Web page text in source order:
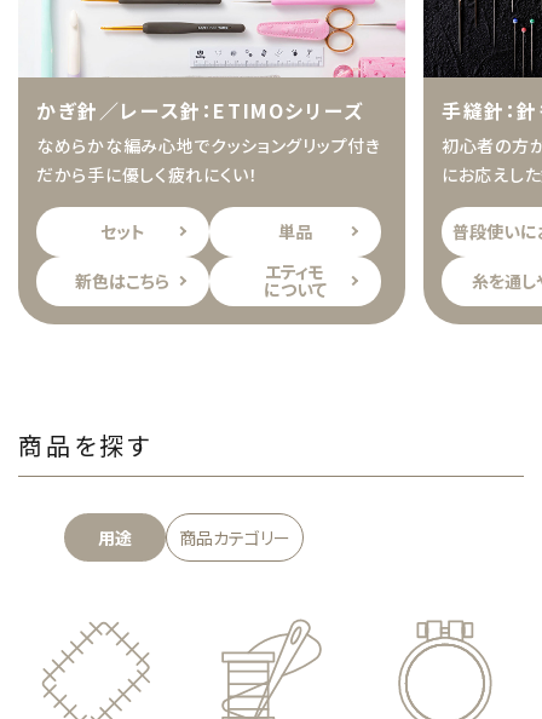
かぎ針／レース針：ETIMOシリーズ
なめらかな編み心地でクッショングリップ付き
だから手に優しく疲れにくい！
セット 単品
新色はこちら エティモ
について
手縫針：
初心者の方
にお応えし
普段使いに
糸を通し
商品を探す
用途 商品カテゴリー